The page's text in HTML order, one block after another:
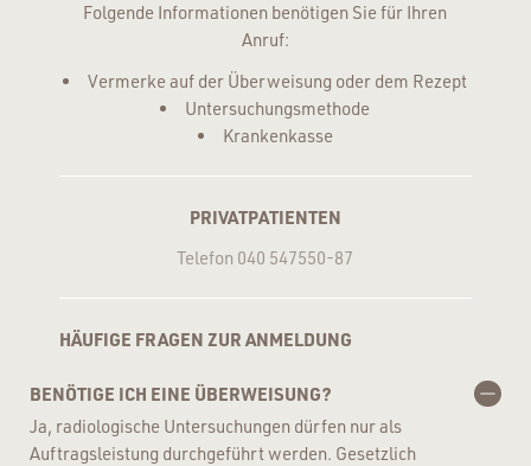
Folgende Informationen benötigen Sie für Ihren
Anruf:
Vermerke auf der Überweisung oder dem Rezept
Untersuchungsmethode
Krankenkasse
PRIVATPATIENTEN
Telefon 040 547550-87
HÄUFIGE FRAGEN ZUR ANMELDUNG
BENÖTIGE ICH EINE ÜBERWEISUNG?
Ja, radiologische Untersuchungen dürfen nur als
Auftragsleistung durchgeführt werden. Gesetzlich